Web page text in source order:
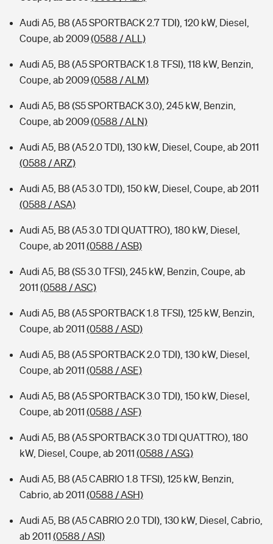
Audi A5, B8 (A5 SPORTBACK 2.7 TDI), 120 kW, Diesel,
Coupe, ab 2009(0588 / ALL)
Audi A5, B8 (A5 SPORTBACK 1.8 TFSI), 118 kW, Benzin,
Coupe, ab 2009(0588 / ALM)
Audi A5, B8 (S5 SPORTBACK 3.0), 245 kW, Benzin,
Coupe, ab 2009(0588 / ALN)
Audi A5, B8 (A5 2.0 TDI), 130 kW, Diesel, Coupe, ab 2011
(0588 / ARZ)
Audi A5, B8 (A5 3.0 TDI), 150 kW, Diesel, Coupe, ab 2011
(0588 / ASA)
Audi A5, B8 (A5 3.0 TDI QUATTRO), 180 kW, Diesel,
Coupe, ab 2011 (0588 / ASB)
Audi A5, B8 (S5 3.0 TFSI), 245 kW, Benzin, Coupe, ab
2011 (0588 / ASC)
Audi A5, B8 (A5 SPORTBACK 1.8 TFSI), 125 kW, Benzin,
Coupe, ab 2011 (0588 / ASD)
Audi A5, B8 (A5 SPORTBACK 2.0 TDI), 130 kW, Diesel,
Coupe, ab 2011 (0588 / ASE)
Audi A5, B8 (A5 SPORTBACK 3.0 TDI), 150 kW, Diesel,
Coupe, ab 2011 (0588 / ASF)
Audi A5, B8 (A5 SPORTBACK 3.0 TDI QUATTRO), 180
kW, Diesel, Coupe, ab 2011 (0588 / ASG)
Audi A5, B8 (A5 CABRIO 1.8 TFSI), 125 kW, Benzin,
Cabrio, ab 2011 (0588 / ASH)
Audi A5, B8 (A5 CABRIO 2.0 TDI), 130 kW, Diesel, Cabrio,
ab 2011 (0588 / ASI)